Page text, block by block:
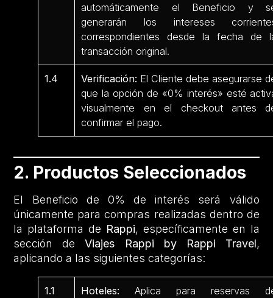
automáticamente el Beneficio y
generarán los intereses
correspondientes desde la fecha de
transacción original.
1.4 Verificación: El Cliente debe asegurarse
que la opción de «0% interés» esté
visualmente en el checkout antes
confirmar el pago.
2. Productos Seleccionados
El Beneficio de 0% de interés será válido
únicamente para compras realizadas dentro de
la plataforma de Rappi, específicamente en la
sección deViajes Rappi by Rappi Travel,
aplicando a las siguientes categorías:
1.1 Hoteles: Aplica para reservas